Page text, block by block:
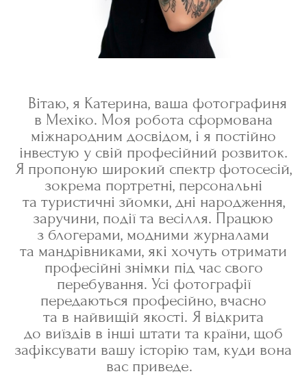
Вітаю, я Катерина, ваша фотографиня
в Мехіко. Моя робота сформована
міжнародним досвідом, і я постійно
інвестую у свій професійний розвиток.
Я пропоную широкий спектр фотосесій,
зокрема портретні, персональні
та туристичні зйомки, дні народження,
заручини, події та весілля. Працюю
з блогерами, модними журналами
та мандрівниками, які хочуть отримати
професійні знімки під час свого
перебування. Усі фотографії
передаються професійно, вчасно
та в найвищій якості. Я відкрита
до виїздів в інші штати та країни, щоб
зафіксувати вашу історію там, куди вона
вас приведе.